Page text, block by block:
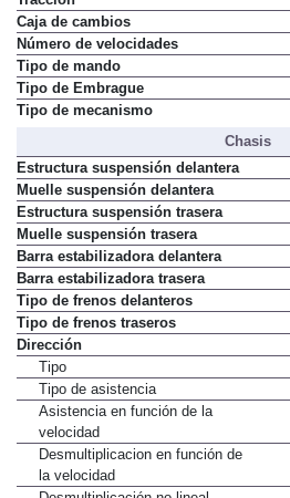
Caja de cambios
Número de velocidades
Tipo de mando
Tipo de Embrague
Tipo de mecanismo
Chasis
Estructura suspensión delantera
Muelle suspensión delantera
Estructura suspensión trasera
Muelle suspensión trasera
Barra estabilizadora delantera
Barra estabilizadora trasera
Tipo de frenos delanteros
Tipo de frenos traseros
Dirección
Tipo
Tipo de asistencia
Asistencia en función de la
velocidad
Desmultiplicacion en función de
la velocidad